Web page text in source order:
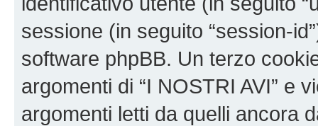
sessione (in seguito “session-
software phpBB. Un terzo
argomenti di “I NOSTRI AVI” e
argomenti letti da quelli ancora